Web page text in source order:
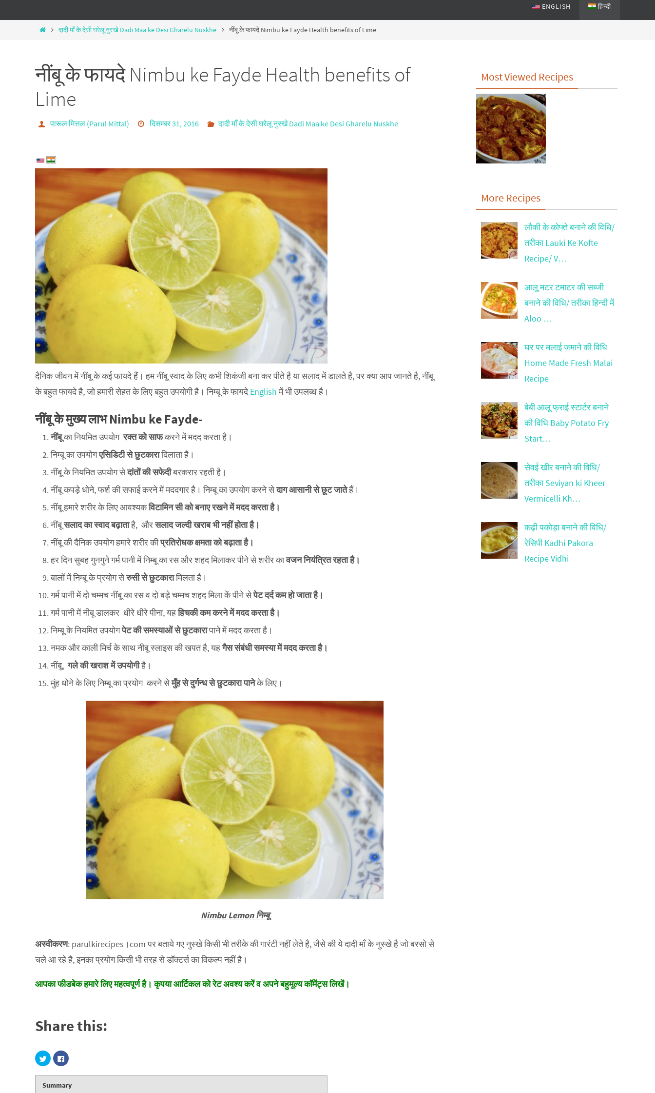
ENGLISH हिन्दी
दादी माँ के देसी घरेलू नुस्खे Dadi Maa ke Desi Gharelu Nuskhe नींबू के फायदे Nimbu ke Fayde Health benefits of Lime
नींबू के फायदे Nimbu ke Fayde Health benefits of
Lime
पारूल मित्तल (Parul Mittal) दिसम्बर 31, 2016 दादी माँ के देसी घरेलू नुस्खे Dadi Maa ke Desi Gharelu Nuskhe
दैनिक जीवन में नींबू के कई फायदे हैं। हम नींबू स्वाद के लिए कभी शिकंजी बना कर पीते है या सलाद में डालते है, पर क्या आप जानते है, नींबू
के बहुत फायदे है, जो हमारी सेहत के लिए बहुत उपयोगी है। निम्बू के फायदेEnglishमें भी उपलब्ध है।
नींबू के मुख्य लाभ Nimbu ke Fayde-
नींबूका नियमित उपयोगरक्त को साफकरने में मदद करता है।
निम्बू का उपयोगएसिडिटी से छुटकारादिलाता है।
नींबू के नियमित उपयोग सेदांतों की सफेदीबरकरार रहती है।
नींबू कपड़े धोने, फर्श की सफाई करने में मददगार है। निम्बू का उपयोग करने सेदाग आसानी से छूट जातेहैं।
नींबू हमारे शरीर के लिए आवश्यकविटामिन सी को बनाए रखने में मदद करता है।
नींबूसलाद का स्वाद बढ़ाताहै, औरसलाद जल्दी खराब भी नहीं होता है।
नींबू की दैनिक उपयोग हमारे शरीर कीप्रतिरोधक क्षमता को बढ़ाता है।
हर दिन सुबह गुनगुने गर्म पानी में निम्बू का रस और शहद मिलाकर पीने से शरीर कावजन नियंत्रित रहता है।
बालों में निम्बू के प्रयोग सेरुसी से छुटकारामिलता है।
गर्म पानी में दो चम्मच नींबू का रस व दो बड़े चम्मच शहद मिला कें पीने सेपेट दर्द कम हो जाता है।
गर्म पानी में नीबू डालकर धीरे धीरे पीना, यहहिचकी कम करने में मदद करता है।
निम्बू के नियमित उपयोगपेट की समस्याओं से छुटकारापाने में मदद करता है।
नमक और काली मिर्च के साथ नीबू स्लाइस की खपत है, यहगैस संबंधी समस्या में मदद करता है।
नींबू,गले की खराश में उपयोगीहै।
मुंह धोने के लिए निम्बू का प्रयोग करने सेमुँह से दुर्गन्ध से छुटकारा पानेके लिए।
Nimbu Lemon निम्बू
अस्वीकरण: parulkirecipes।com पर बताये गए नुस्खे किसी भी तरीके की गारंटी नहीं लेते है, जैसे की ये दादी माँ के नुस्खे है जो बरसो से
चले आ रहे है, इनका प्रयोग किसी भी तरह से डॉक्टर्स का विकल्प नहीं है।
आपका फीडबेक हमारे लिए महत्वपूर्ण है। कृपया आर्टिकल को रेट अवश्य करें व अपने बहुमूल्य कॉमेंट्स लिखें।
Share this:
C
l
c
t
C
l
c
t
Summary
Most Viewed Recipes
More Recipes
लौकी के कोफ्ते बनाने की विधि/
तरीका Lauki Ke Kofte
Recipe/ V…
आलू मटर टमाटर की सब्जी
बनाने की विधि/ तरीका हिन्दी में
Aloo …
घर पर मलाई जमाने की विधि
Home Made Fresh Malai
Recipe
बेबी आलू फ्राई स्टार्टर बनाने
की विधि Baby Potato Fry
Start…
सेवई खीर बनाने की विधि/
तरीका Seviyan ki Kheer
Vermicelli Kh…
कढ़ी पकोड़ा बनाने की विधि/
रेसिपी Kadhi Pakora
Recipe Vidhi